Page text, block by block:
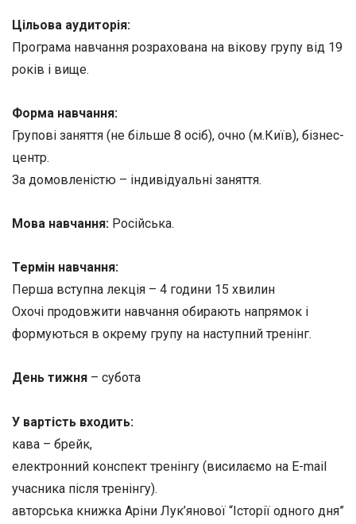
Цільова аудиторія:
Програма навчання розрахована на вікову групу від 19
років і вище.
Форма навчання:
Групові заняття (не більше 8 осіб), очно (м.Київ), бізнес-
центр.
За домовленістю – індивідуальні заняття.
Мова навчання: Російська.
Термін навчання:
Перша вступна лекція – 4 години 15 хвилин
Охочі продовжити навчання обирають напрямок і
формуються в окрему групу на наступний тренінг.
День тижня – субота
У вартість входить:
кава – брейк,
електронний конспект тренінгу (висилаємо на E-mail
учасника після тренінгу).
авторська книжка Аріни Лук’янової “Історії одного дня”